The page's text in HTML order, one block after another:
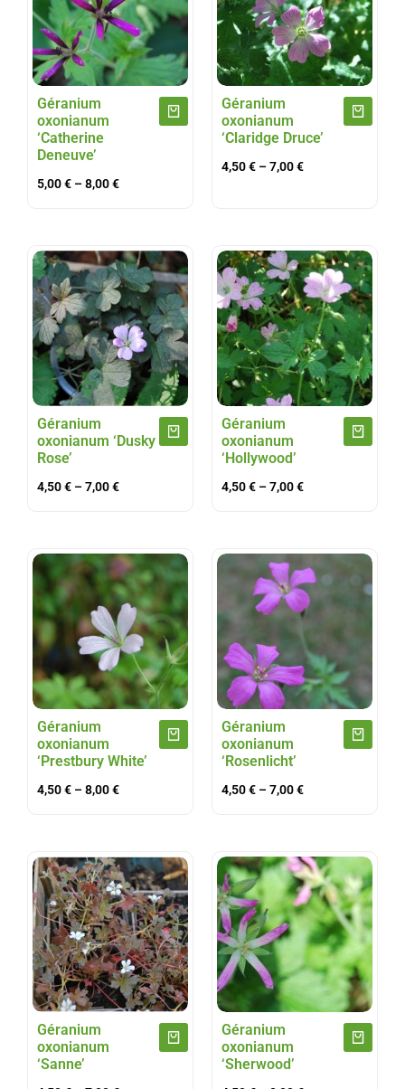
Géranium
oxonianum
‘Catherine
Deneuve’
5,00€ –8,00€
Géranium
oxonianum
‘Claridge Druce’
4,50€ –7,00€
Géranium
oxonianum ‘Dusky
Rose’
4,50€ –7,00€
Géranium
oxonianum
‘Hollywood’
4,50€ –7,00€
Géranium
oxonianum
‘Prestbury White’
4,50€ –8,00€
Géranium
oxonianum
‘Rosenlicht’
4,50€ –7,00€
Géranium
oxonianum
‘Sanne’
Géranium
oxonianum
‘Sherwood’